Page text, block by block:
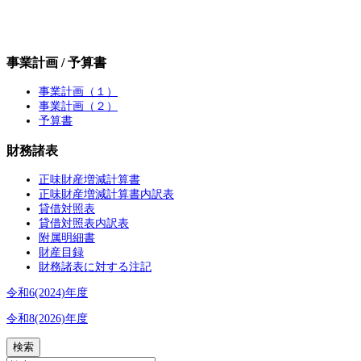
事業計画 / 予算書
事業計画（１）
事業計画（２）
予算書
財務諸表
正味財産増減計算書
正味財産増減計算書内訳表
貸借対照表
貸借対照表内訳表
附属明細書
財産目録
財務諸表に対する注記
令和6(2024)年度
令和8(2026)年度